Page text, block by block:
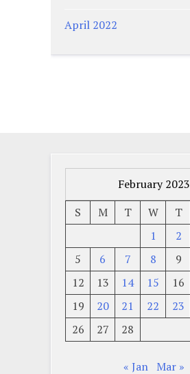
April 2022
February 2023
S
M T W T
1
2
5
6 7 8 9
12
13 14 15 16
19
20 21 22 23
26
27 28
« Jan Mar »